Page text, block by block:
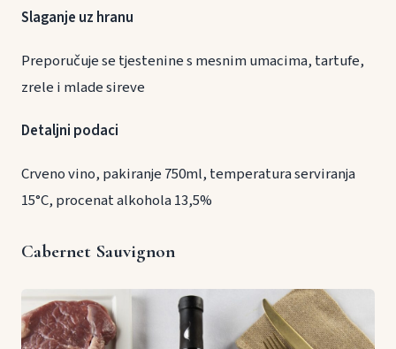
Slaganje uz hranu
Preporučuje se tjestenine s mesnim umacima, tartufe,
zrele i mlade sireve
Detaljni podaci
Crveno vino, pakiranje 750ml, temperatura serviranja
15°C, procenat alkohola 13,5%
Cabernet Sauvignon